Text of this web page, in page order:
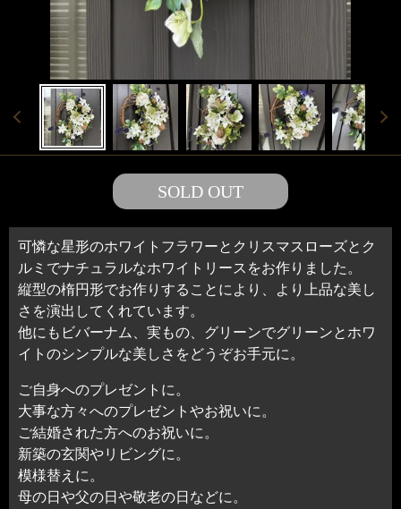
SOLD OUT
可憐な星形のホワイトフラワーとクリスマスローズとク
ルミでナチュラルなホワイトリースをお作りました。
縦型の楕円形でお作りすることにより、より上品な美し
さを演出してくれています。
他にもビバーナム、実もの、グリーンでグリーンとホワ
イトのシンプルな美しさをどうぞお手元に。
ご自身へのプレゼントに。
大事な方々へのプレゼントやお祝いに。
ご結婚された方へのお祝いに。
新築の玄関やリビングに。
模様替えに。
母の日や父の日や敬老の日などに。